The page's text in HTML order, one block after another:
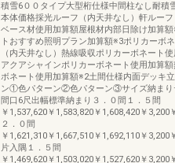
積雪6００タイプ大型桁仕様中間柱なし耐積
本体価格採光ルーフ（内天井なし）軒ルー
ベース材使用加算額屋根材内部日除け加算額
トおすすめ照明プラン加算額※3ポリカーボ
（内天井なし）熱線吸収ポリカーボネート
アクアシャインポリカーボネート使用加算
ボネート使用加算額※2土間仕様内面デッキ
ン①色パターン②色パターン③サイズ納まり
間口6尺出幅標準納まり３．０間１．５間
￥1,537,620￥1,583,820￥1,608,420￥
２．０間
￥1,621,310￥1,667,510￥1,692,110￥
片入隅１．５間
￥1,469,620￥1,503,020￥1,527,620￥